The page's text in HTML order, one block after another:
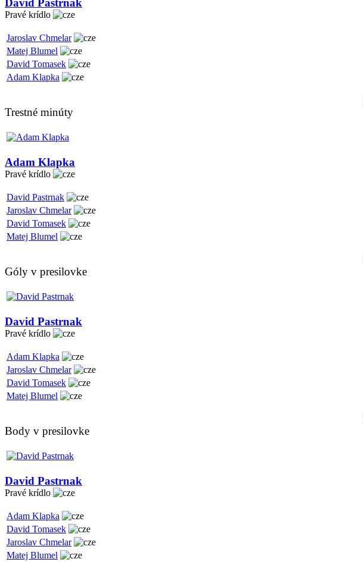
David Pastrnak
Pravé krídlo
Jaroslav Chmelar
Matej Blumel
David Tomasek
Adam Klapka
Trestné minúty
Adam Klapka
Pravé krídlo
David Pastrnak
Jaroslav Chmelar
David Tomasek
Matej Blumel
Góly v presilovke
David Pastrnak
Pravé krídlo
Adam Klapka
Jaroslav Chmelar
David Tomasek
Matej Blumel
Body v presilovke
David Pastrnak
Pravé krídlo
Adam Klapka
David Tomasek
Jaroslav Chmelar
Matej Blumel